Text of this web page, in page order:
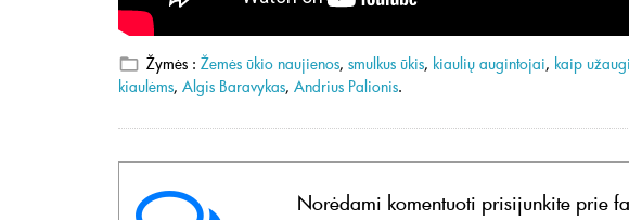
Žymės : Žemės ūkio naujienos, smulkus ūkis, kiaulių augintojai, kaip
kiaulėms, Algis Baravykas, Andrius Palionis.
Norėdami komentuoti prisijunkite prie